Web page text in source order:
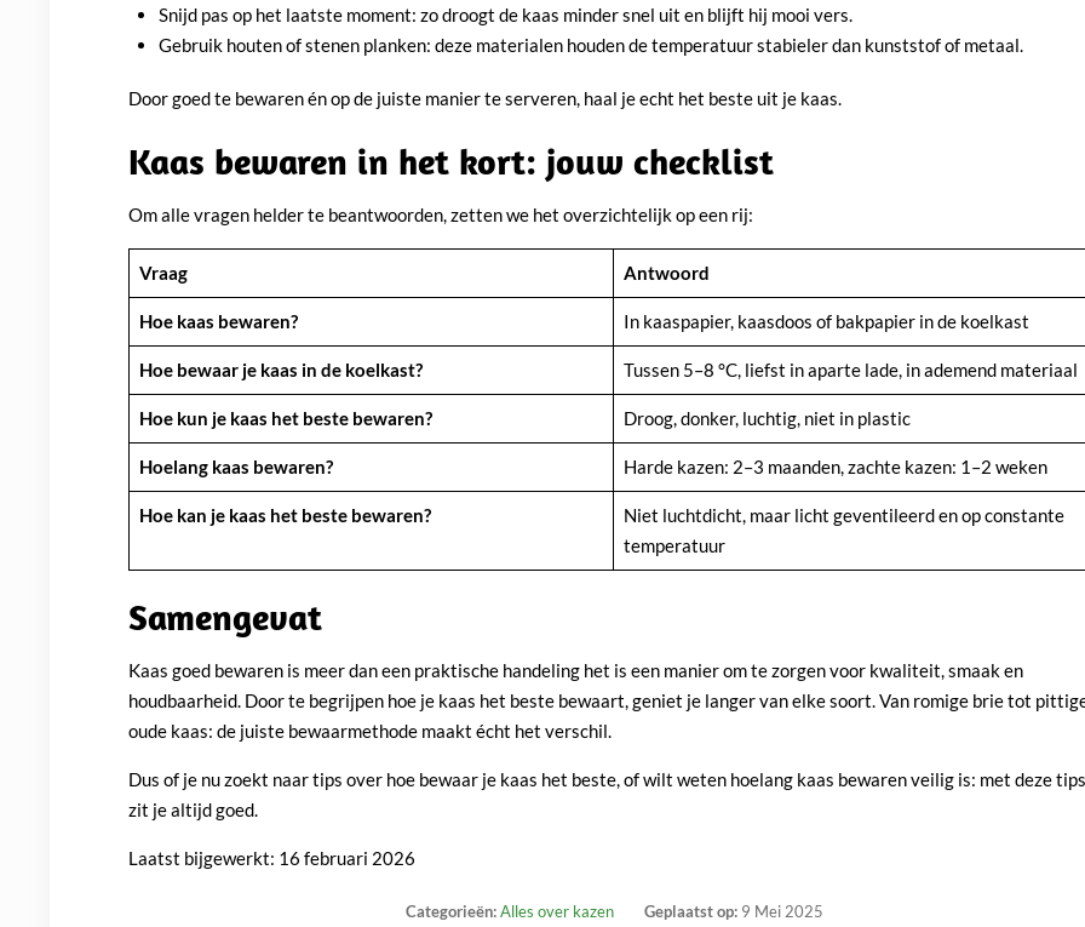
Snijd pas op het laatste moment: zo droogt de kaas minder snel uit en blijft hij mooi vers.
Gebruik houten of stenen planken: deze materialen houden de temperatuur stabieler dan kunststof of metaal.
Door goed te bewaren én op de juiste manier te serveren, haal je echt het beste uit je kaas.
Kaas bewaren in het kort: jouw checklist
Om alle vragen helder te beantwoorden, zetten we het overzichtelijk op een rij:
Vraag Antwoord
Hoe kaas bewaren? In kaaspapier, kaasdoos of bakpapier in de koelkast
Hoe bewaar je kaas in de koelkast? Tussen 5–8 °C, liefst in aparte lade, in ademend materiaal
Hoe kun je kaas het beste bewaren? Droog, donker, luchtig, niet in plastic
Hoelang kaas bewaren? Harde kazen: 2–3 maanden, zachte kazen: 1–2 weken
Hoe kan je kaas het beste bewaren?
Niet luchtdicht, maar licht geventileerd en op constante
temperatuur
Samengevat
Kaas goed bewaren is meer dan een praktische handeling het is een manier om te zorgen voor kwaliteit, smaak en
houdbaarheid. Door te begrijpen hoe je kaas het beste bewaart, geniet je langer van elke soort. Van romige brie tot
oude kaas: de juiste bewaarmethode maakt écht het verschil.
Dus of je nu zoekt naar tips over hoe bewaar je kaas het beste, of wilt weten hoelang kaas bewaren veilig is: met deze
zit je altijd goed.
Laatst bijgewerkt: 16 februari 2026
Categorieën: Alles over kazen Geplaatst op: 9 Mei 2025